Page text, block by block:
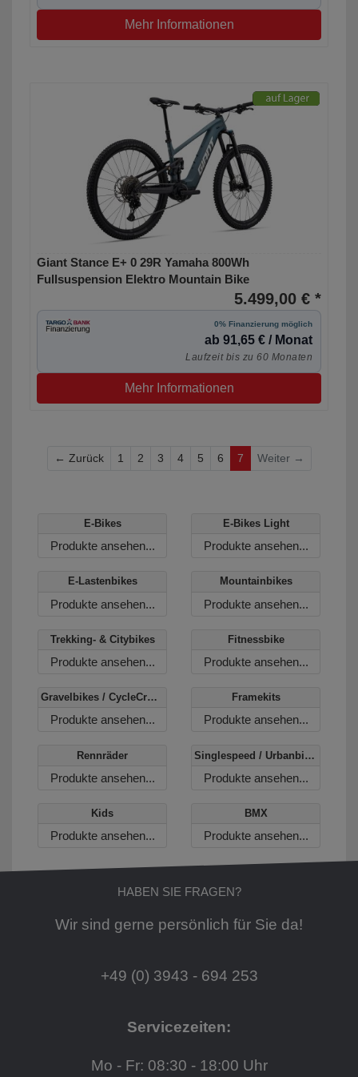
Mehr Informationen
Giant Stance E+ 0 29R Yamaha 800Wh
Fullsuspension Elektro Mountain Bike
5.499,00 € *
0% Finanzierung möglich
ab 91,65 € / Monat
Laufzeit bis zu 60 Monaten
Mehr Informationen
← ZurückZurück
1 2 3 4 5 6 7 Weiter →
E-Bikes
Produkte ansehen...
E-Bikes Light
Produkte ansehen...
E-Lastenbikes
Produkte ansehen...
Mountainbikes
Produkte ansehen...
Trekking- & Citybikes
Produkte ansehen...
Fitnessbike
Produkte ansehen...
Gravelbikes / CycleCross
Produkte ansehen...
Framekits
Produkte ansehen...
Rennräder
Produkte ansehen...
Singlespeed / Urbanbikes
Produkte ansehen...
Kids
Produkte ansehen...
BMX
Produkte ansehen...
HABEN SIE FRAGEN?
Wir sind gerne persönlich für Sie da!
+49 (0) 3943 - 694 253
Servicezeiten:
Mo - Fr: 08:30 - 18:00 Uhr